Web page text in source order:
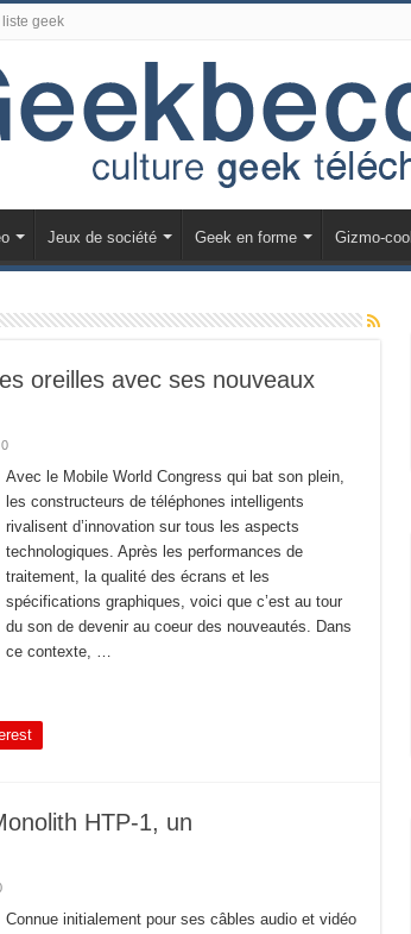
liste geek
Jeux de société Geek en forme Gizmo-cool
oreilles avec ses nouveaux
0
Avec le Mobile World Congress qui bat son plein,
les constructeurs de téléphones intelligents
rivalisent d’innovation sur tous les aspects
technologiques. Après les performances de
traitement, la qualité des écrans et les
spécifications graphiques, voici que c’est au tour
du son de devenir au coeur des nouveautés. Dans
ce contexte, …
HTP-1, un
Connue initialement pour ses câbles audio et vidéo